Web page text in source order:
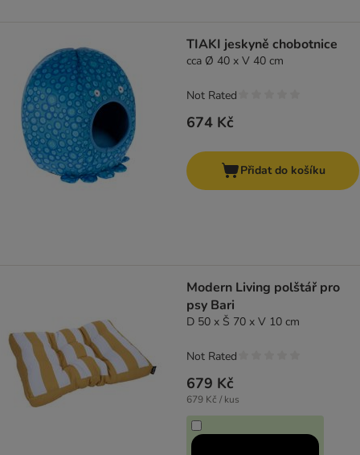
TIAKI jeskyně chobotnice
cca Ø 40 x V 40 cm
674 Kč
Not Rated
Přidat do košíku
Modern Living polštář pro
psy Bari
D 50 x Š 70 x V 10 cm
679 Kč
679 Kč / kus
Not Rated